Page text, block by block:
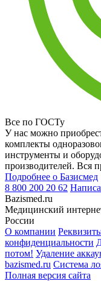
Все по ГОСТу
У нас можно
комплекты
инструменты и
производителей. Вся
Подробнее о Базисмед
8 800 200 20 62
Bazismed.ru
Медицинский
России
О компании
конфиденциальности
потом! Удаление
bazismed.ru Система
Полная версия сайта